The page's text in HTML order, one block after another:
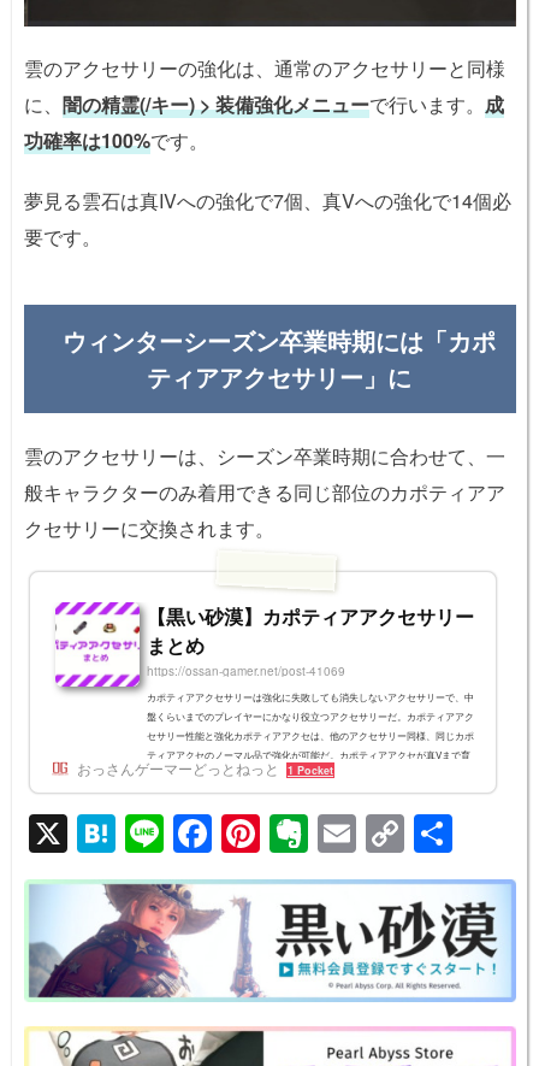
雲のアクセサリーの強化は、通常のアクセサリーと同様
に、 闇の精霊(/キー) > 装備強化メニューで行います。 成
功確率は100%です。
夢見る雲石は真IVへの強化で7個、真Vへの強化で14個必
要です。
ウィンターシーズン卒業時期には「カポ
ティアアクセサリー」に
雲のアクセサリーは、シーズン卒業時期に合わせて、一
般キャラクターのみ着用できる同じ部位のカポティアア
クセサリーに交換されます。
【黒い砂漠】カポティアアクセサリー
まとめ
https://ossan-gamer.net/post-41069
カポティアアクセサリーは強化に失敗しても消失しないアクセサリーで、中
盤くらいまでのプレイヤーにかなり役立つアクセサリーだ。カポティアアク
セサリー性能と強化カポティアアクセは、他のアクセサリー同様、同じカポ
ティアアクセのノーマル品で強化が可能だ。カポティアアクセが真Vまで育
てば、真IV黄色アクセと同等になるものが多い。カポティアイヤリングだけ
は攻撃力が上がらず、防御や命中が強化されていく。強化時の性能カポティ
アネックレス基本効果：攻撃力25 /命中力16真１攻撃力26 /命中力16真２攻撃
力27 /命中力17真３攻...
おっさんゲーマーどっとねっと 1 Pocket
X H
at
e
n
a
Li
n
e
F
a
c
b
o
Pi
nt
er
e
st
E
v
er
n
ot
e
E
m
ail
C
o
p
y
Li
n
有